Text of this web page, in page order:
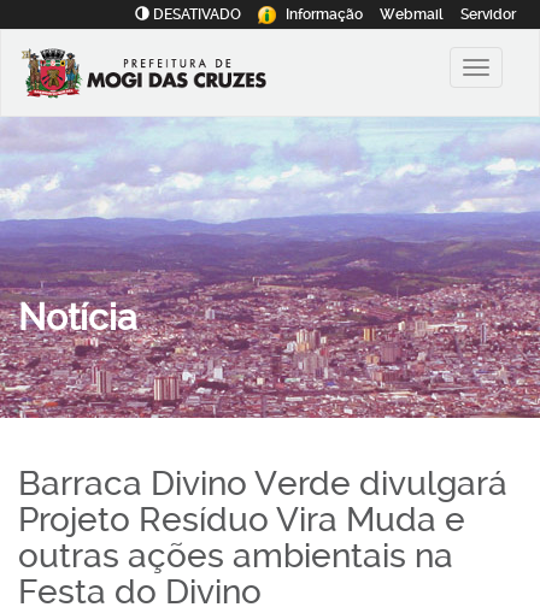
DESATIVADO Informação Webmail Servidor
Notícia
Barraca Divino Verde divulgará
Projeto Resíduo Vira Muda e
outras ações ambientais na
Festa do Divino